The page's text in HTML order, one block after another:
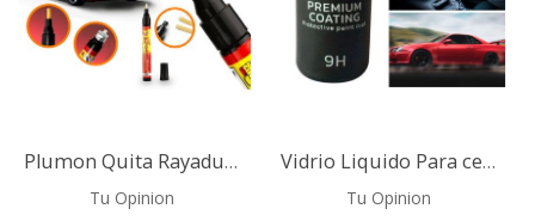
Plumon Quita Rayaduras para autos, camionetas u otros
Tu Opinion
Vidrio Liquido Para cerámico para Auto Mr Fix 9h Premium
Tu Opinion